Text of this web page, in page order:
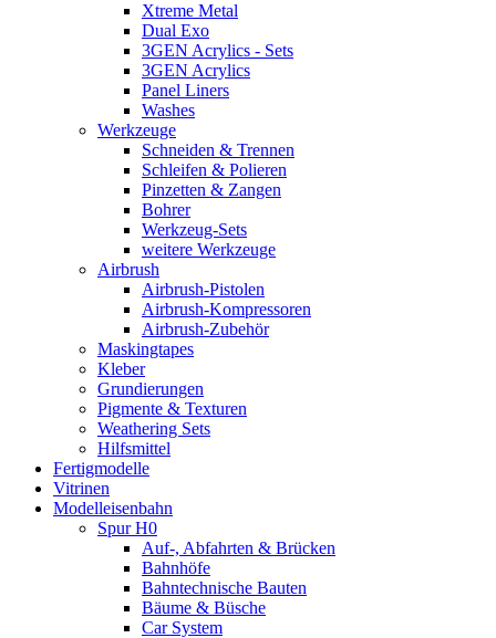
Xtreme Metal
Dual Exo
3GEN Acrylics - Sets
3GEN Acrylics
Panel Liners
Washes
Werkzeuge
Schneiden & Trennen
Schleifen & Polieren
Pinzetten & Zangen
Bohrer
Werkzeug-Sets
weitere Werkzeuge
Airbrush
Airbrush-Pistolen
Airbrush-Kompressoren
Airbrush-Zubehör
Maskingtapes
Kleber
Grundierungen
Pigmente & Texturen
Weathering Sets
Hilfsmittel
Fertigmodelle
Vitrinen
Modelleisenbahn
Spur H0
Auf-, Abfahrten & Brücken
Bahnhöfe
Bahntechnische Bauten
Bäume & Büsche
Car System